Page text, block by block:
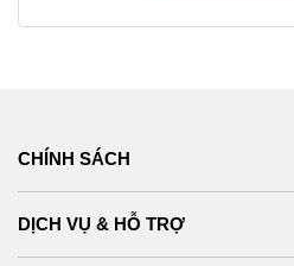
CHÍNH SÁCH
DỊCH VỤ & HỖ TRỢ